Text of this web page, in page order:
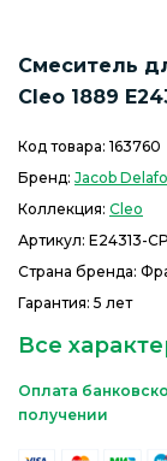
Смеситель
Cleo 1889
Код товара: 163760
Бренд: Jacob
Коллекция: Cleo
Артикул: E24313-CP
Страна бренда:
Гарантия: 5 лет
Все
Оплата
получении